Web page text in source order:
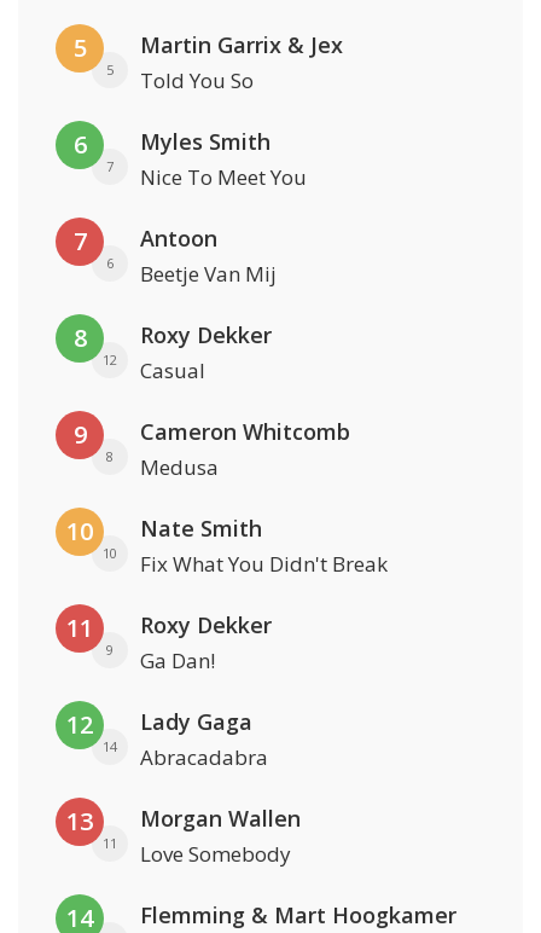
5
5
Martin Garrix & Jex
Told You So
6
7
Myles Smith
Nice To Meet You
7
6
Antoon
Beetje Van Mij
8
12
Roxy Dekker
Casual
9
8
Cameron Whitcomb
Medusa
10
10
Nate Smith
Fix What You Didn't Break
11
9
Roxy Dekker
Ga Dan!
12
14
Lady Gaga
Abracadabra
13
11
Morgan Wallen
Love Somebody
14 Flemming & Mart Hoogkamer